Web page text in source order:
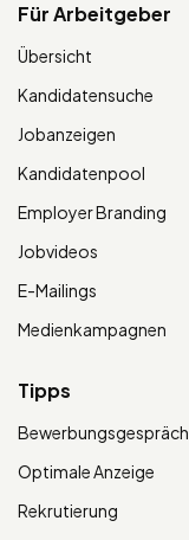
Für Arbeitgeber
Übersicht
Kandidatensuche
Jobanzeigen
Kandidatenpool
Employer Branding
Jobvideos
E-Mailings
Medienkampagnen
Tipps
Bewerbungsgespräch
Optimale Anzeige
Rekrutierung